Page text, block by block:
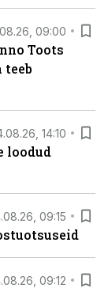
09:00
Toots
14:10
loodud
09:15
09:12